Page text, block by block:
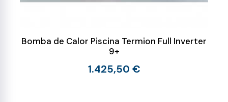
Bomba de Calor Piscina Termion Full Inverter
9+
1.425,50 €